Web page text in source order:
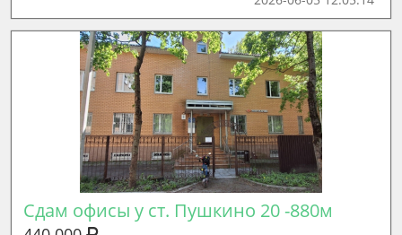
Сдам офисы у ст. Пушкино 20 -880м